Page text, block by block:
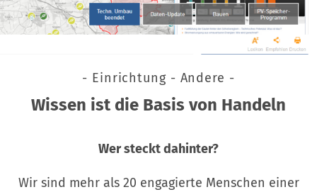
- Einrichtung - Andere -
Wissen ist die Basis von Handeln
Wer steckt dahinter?
Wir sind mehr als 20 engagierte Menschen einer